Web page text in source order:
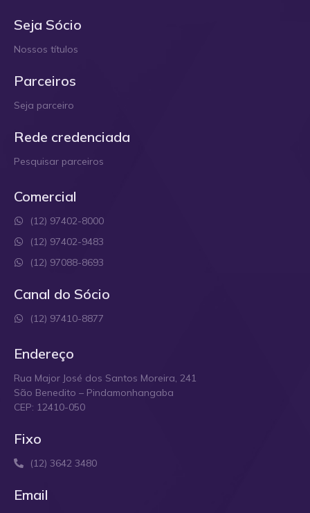
Seja Sócio
Nossos títulos
Parceiros
Seja parceiro
Rede credenciada
Pesquisar parceiros
Comercial
(12) 97402-8000
(12) 97402-9483
(12) 97088-8693
Canal do Sócio
(12) 97410-8877
Endereço
Rua Major José dos Santos Moreira, 241
São Benedito – Pindamonhangaba
CEP: 12410-050
Fixo
(12) 3642 3480
Email